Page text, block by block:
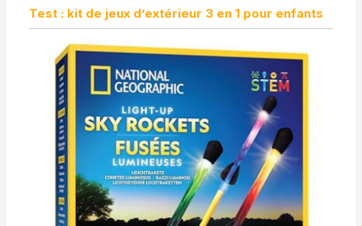
Test : kit de jeux d’extérieur 3 en 1 pour enfants